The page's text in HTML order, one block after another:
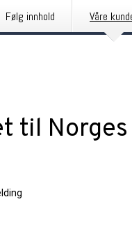
Følg innhold Våre
til